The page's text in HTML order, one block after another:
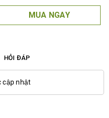
MUA NGAY
HỎI ĐÁP
cập nhật